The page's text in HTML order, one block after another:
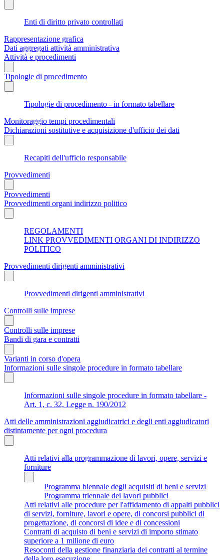
Enti di diritto privato controllati
Rappresentazione grafica
Dati aggregati attività amministrativa
Attività e procedimenti
Tipologie di procedimento
Tipologie di procedimento - in formato tabellare
Monitoraggio tempi procedimentali
Dichiarazioni sostitutive e acquisizione d'ufficio dei dati
Recapiti dell'ufficio responsabile
Provvedimenti
Provvedimenti
Provvedimenti organi indirizzo politico
REGOLAMENTI
LINK PROVVEDIMENTI ORGANI DI INDIRIZZO
POLITICO
Provvedimenti dirigenti amministrativi
Provvedimenti dirigenti amministrativi
Controlli sulle imprese
Controlli sulle imprese
Bandi di gara e contratti
Varianti in corso d'opera
Informazioni sulle singole procedure in formato tabellare
Informazioni sulle singole procedure in formato tabellare -
Art. 1, c. 32, Legge n. 190/2012
Atti delle amministrazioni aggiudicatrici e degli enti aggiudicatori
distintamente per ogni procedura
Atti relativi alla programmazione di lavori, opere, servizi e
forniture
Programma biennale degli acquisiti di beni e servizi
Programma triennale dei lavori pubblici
Atti relativi alle procedure per l'affidamento di appalti pubblici
di servizi, forniture, lavori e opere, di concorsi pubblici di
progettazione, di concorsi di idee e di concessioni
Contratti di acquisto di beni e servizi di importo stimato
superiore a 1 milione di euro
Resoconti della gestione finanziaria dei contratti al termine